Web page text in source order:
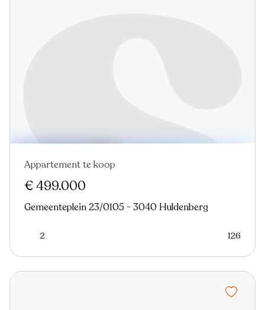
In optie
Appartement te koop
€ 499.000
Gemeenteplein 23/0105 - 3040 Huldenberg
2 126